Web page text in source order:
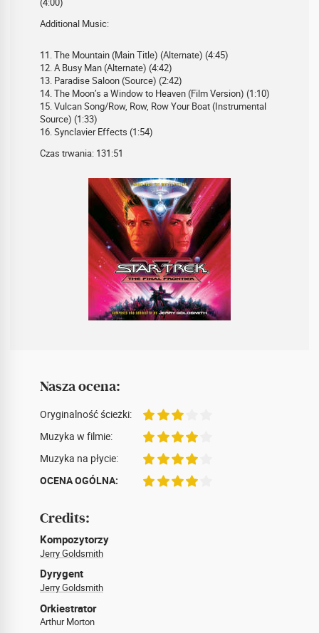
Additional Music:
11. The Mountain (Main Title) (Alternate) (4:45)
12. A Busy Man (Alternate) (4:42)
13. Paradise Saloon (Source) (2:42)
14. The Moon’s a Window to Heaven (Film Version) (1:10)
15. Vulcan Song/Row, Row, Row Your Boat (Instrumental
Source) (1:33)
16. Synclavier Effects (1:54)
Czas trwania: 131:51
Nasza ocena:
Oryginalność ścieżki:
Muzyka w filmie:
Muzyka na płycie:
OCENA OGÓLNA:
Credits:
Kompozytorzy
Jerry Goldsmith
Dyrygent
Jerry Goldsmith
Orkiestrator
Arthur Morton